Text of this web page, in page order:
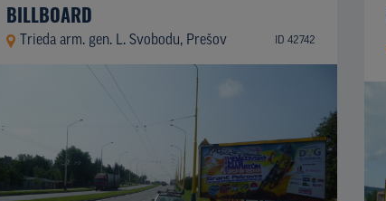
BILLBOARD
Trieda arm. gen. L. Svobodu, Prešov ID 42742